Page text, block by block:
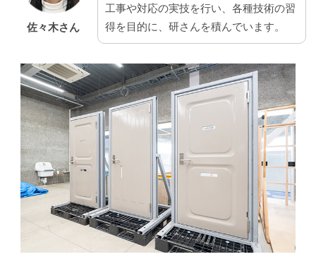
佐々木さん
工事や対応の実技を行い、各種技術の習
得を目的に、研さんを積んでいます。